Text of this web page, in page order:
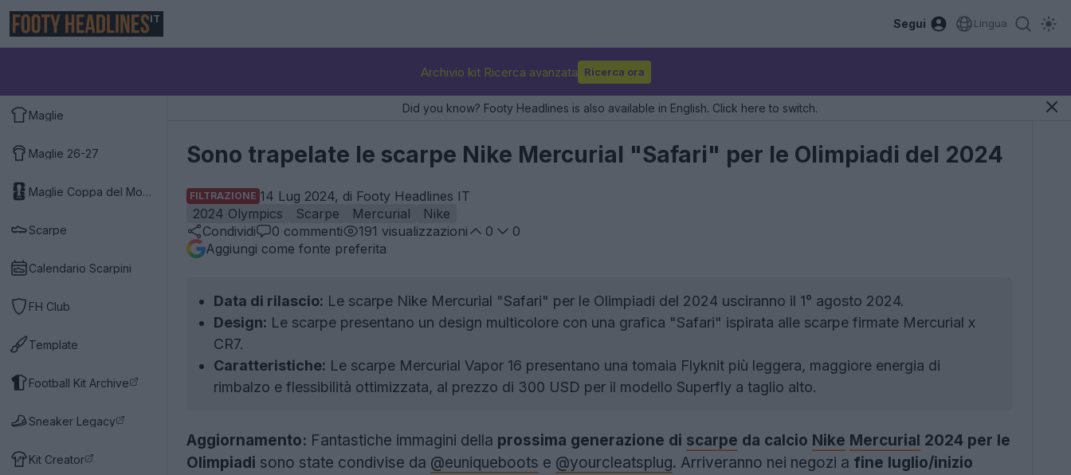
IT Segui Lingua
Archivio kit Ricerca avanzata Ricerca ora
Maglie
Maglie 26-27
Maglie Coppa del Mondo 2026
Scarpe
Calendario Scarpini
FH Club
Template
Football Kit Archive
Sneaker Legacy
Kit Creator
Did you know? Footy Headlines is also available in English. Click here to switch.
Sono trapelate le scarpe Nike Mercurial "Safari" per le Olimpiadi del 2024
FILTRAZIONE 14 Lug 2024, di Footy Headlines IT
2024 Olympics
Scarpe Mercurial
Nike
Condividi
0 commenti 191 visualizzazioni 0
0
Aggiungi come fonte preferita
Data di rilascio: Le scarpe Nike Mercurial "Safari" per le Olimpiadi del 2024 usciranno il 1° agosto 2024.
Design: Le scarpe presentano un design multicolore con una grafica "Safari" ispirata alle scarpe firmate Mercurial x
CR7.
Caratteristiche: Le scarpe Mercurial Vapor 16 presentano una tomaia Flyknit più leggera, maggiore energia di
rimbalzo e flessibilità ottimizzata, al prezzo di 300 USD per il modello Superfly a taglio alto.
Aggiornamento: Fantastiche immagini della prossima generazione di scarpe da calcio Nike Mercurial 2024 per le
Olimpiadi sono state condivise da @euniqueboots e @yourcleatsplug. Arriveranno nei negozi a fine luglio/inizio